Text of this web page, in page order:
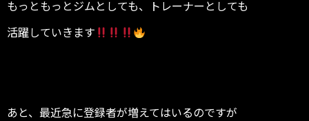
もっともっとジムとしても、トレーナーとしても
活躍していきます
あと、最近急に登録者が増えてはいるのですが